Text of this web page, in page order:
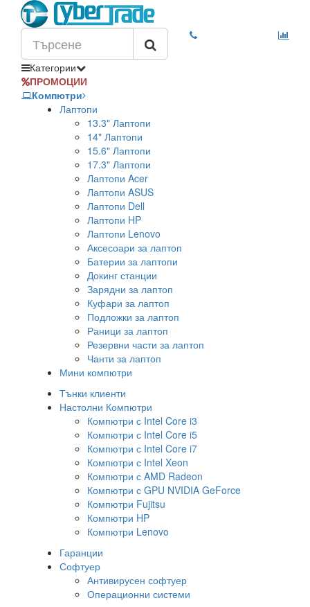
Категории
ПРОМОЦИИ
Компютри
Лаптопи
13.3" Лаптопи
14" Лаптопи
15.6" Лаптопи
17.3" Лаптопи
Лаптопи Acer
Лаптопи ASUS
Лаптопи Dell
Лаптопи HP
Лаптопи Lenovo
Аксесоари за лаптоп
Батерии за лаптопи
Докинг станции
Зарядни за лаптоп
Куфари за лаптоп
Подложки за лаптоп
Раници за лаптоп
Резервни части за лаптоп
Чанти за лаптоп
Мини компютри
Тънки клиенти
Настолни Компютри
Компютри с Intel Core i3
Компютри с Intel Core i5
Компютри с Intel Core i7
Компютри с Intel Xeon
Компютри с AMD Radeon
Компютри с GPU NVIDIA GeForce
Компютри Fujitsu
Компютри HP
Компютри Lenovo
Гаранции
Софтуер
Антивирусен софтуер
Операционни системи